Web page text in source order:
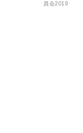
員会2019